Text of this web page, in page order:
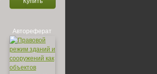
Автореферат